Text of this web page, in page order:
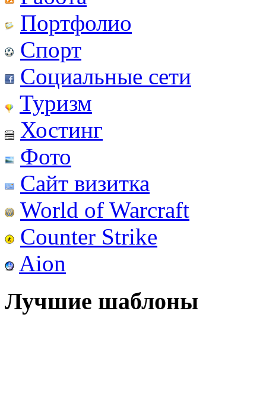
Портфолио
Спорт
Социальные сети
Туризм
Хостинг
Фото
Сайт визитка
World of Warcraft
Counter Strike
Aion
Лучшие шаблоны